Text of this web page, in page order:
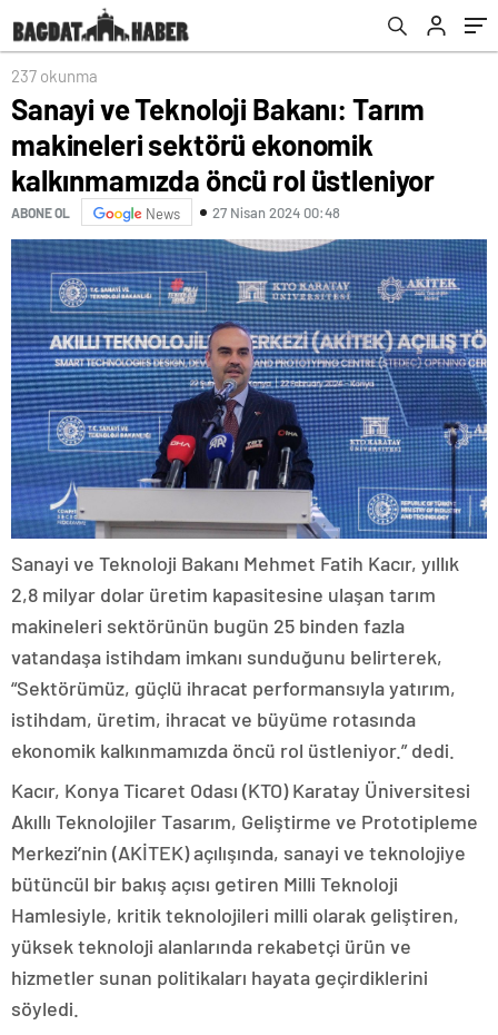
üstleniyor
237 okunma
Sanayi ve Teknoloji Bakanı: Tarım
makineleri sektörü ekonomik
kalkınmamızda öncü rol üstleniyor
ABONE OL News 27 Nisan 2024 00:48
Sanayi ve Teknoloji Bakanı Mehmet Fatih Kacır, yıllık
2,8 milyar dolar üretim kapasitesine ulaşan tarım
makineleri sektörünün bugün 25 binden fazla
vatandaşa istihdam imkanı sunduğunu belirterek,
“Sektörümüz, güçlü ihracat performansıyla yatırım,
istihdam, üretim, ihracat ve büyüme rotasında
ekonomik kalkınmamızda öncü rol üstleniyor.” dedi.
Kacır, Konya Ticaret Odası (KTO) Karatay Üniversitesi
Akıllı Teknolojiler Tasarım, Geliştirme ve Prototipleme
Merkezi’nin (AKİTEK) açılışında, sanayi ve teknolojiye
bütüncül bir bakış açısı getiren Milli Teknoloji
Hamlesiyle, kritik teknolojileri milli olarak geliştiren,
yüksek teknoloji alanlarında rekabetçi ürün ve
hizmetler sunan politikaları hayata geçirdiklerini
söyledi.